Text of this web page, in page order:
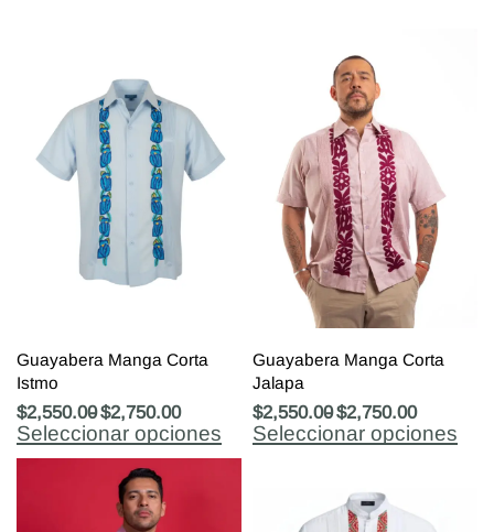
Guayabera Manga Corta
Istmo
$2,550.00$2,750.00
Seleccionar opciones
Guayabera Manga Corta
Jalapa
$2,550.00$2,750.00
Seleccionar opciones